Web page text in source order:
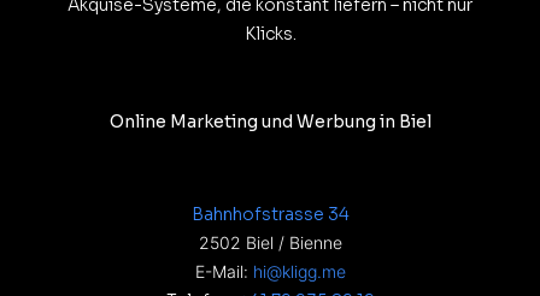
Akquise-Systeme, die konstant liefern – nicht nur
Klicks.
Online Marketing und Werbung in Biel
Bahnhofstrasse 34
2502 Biel / Bienne
E-Mail: hi@kligg.me